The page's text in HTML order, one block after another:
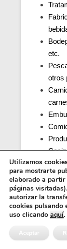
etc.
otros
Utilizamos
para mostrarte
elaborado a partir
páginas
autorizar la
cookies pulsando
uso clicando aquí.
Aceptar